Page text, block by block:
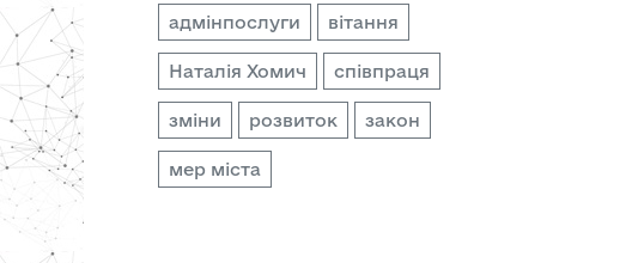
адмінпослуги вітання
Наталія Хомич співпраця
зміни розвиток закон
мер міста